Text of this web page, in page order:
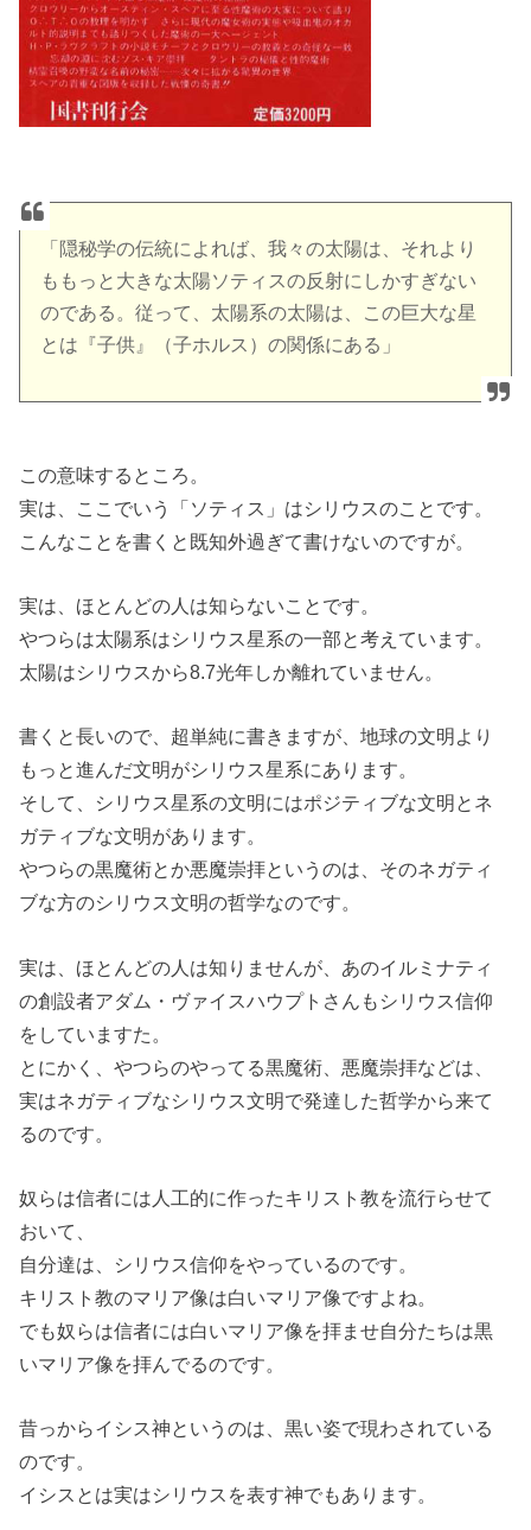
「隠秘学の伝統によれば、我々の太陽は、それより
ももっと大きな太陽ソティスの反射にしかすぎない
のである。従って、太陽系の太陽は、この巨大な星
とは『子供』（子ホルス）の関係にある」
この意味するところ。
実は、ここでいう「ソティス」はシリウスのことです。
こんなことを書くと既知外過ぎて書けないのですが。
実は、ほとんどの人は知らないことです。
やつらは太陽系はシリウス星系の一部と考えています。
太陽はシリウスから8.7光年しか離れていません。
書くと長いので、超単純に書きますが、地球の文明より
もっと進んだ文明がシリウス星系にあります。
そして、シリウス星系の文明にはポジティブな文明とネ
ガティブな文明があります。
やつらの黒魔術とか悪魔崇拝というのは、そのネガティ
ブな方のシリウス文明の哲学なのです。
実は、ほとんどの人は知りませんが、あのイルミナティ
の創設者アダム・ヴァイスハウプトさんもシリウス信仰
をしていますた。
とにかく、やつらのやってる黒魔術、悪魔崇拝などは、
実はネガティブなシリウス文明で発達した哲学から来て
るのです。
奴らは信者には人工的に作ったキリスト教を流行らせて
おいて、
自分達は、シリウス信仰をやっているのです。
キリスト教のマリア像は白いマリア像ですよね。
でも奴らは信者には白いマリア像を拝ませ自分たちは黒
いマリア像を拝んでるのです。
昔っからイシス神というのは、黒い姿で現わされている
のです。
イシスとは実はシリウスを表す神でもあります。